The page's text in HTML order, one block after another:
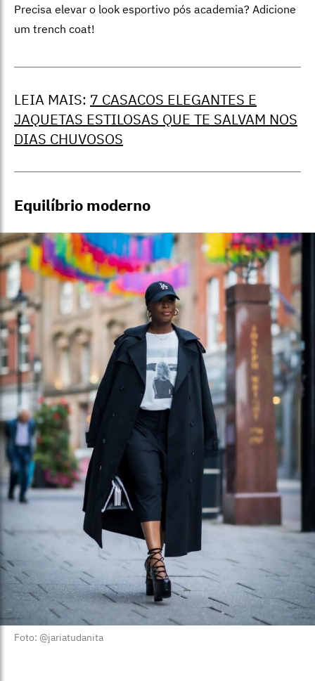
Precisa elevar o look esportivo pós academia? Adicione
um trench coat!
LEIA MAIS: 7 CASACOS ELEGANTES E
JAQUETAS ESTILOSAS QUE TE SALVAM NOS
DIAS CHUVOSOS
Equilíbrio moderno
Foto: @jariatudanita